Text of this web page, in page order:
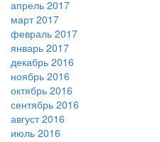
апрель 2017
март 2017
февраль 2017
январь 2017
декабрь 2016
ноябрь 2016
октябрь 2016
сентябрь 2016
август 2016
июль 2016